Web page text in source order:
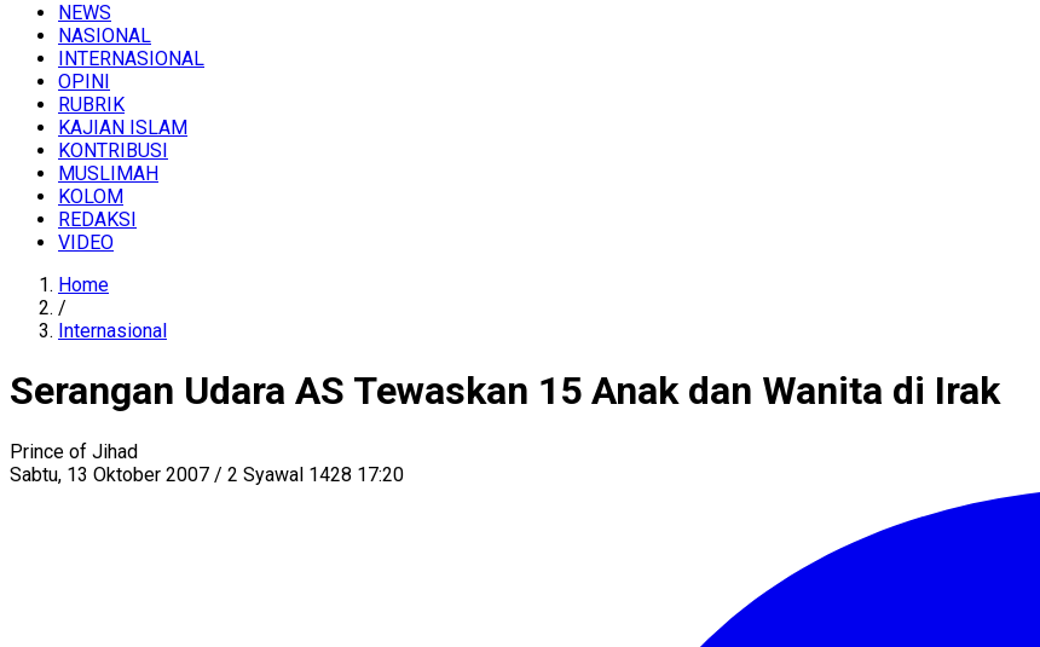
NEWS
NASIONAL
INTERNASIONAL
OPINI
RUBRIK
KAJIAN ISLAM
KONTRIBUSI
MUSLIMAH
KOLOM
REDAKSI
VIDEO
Home
/
Internasional
Serangan Udara AS Tewaskan 15 Anak dan Wanita di Irak
Prince of Jihad
Sabtu, 13 Oktober 2007 / 2 Syawal 1428 17:20